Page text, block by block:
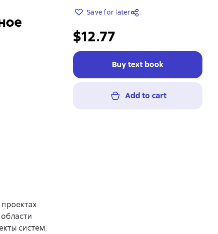
Save for later
$12.77
Buy text book
Add to cart
систем,